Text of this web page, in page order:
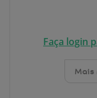
Faça login
Mais